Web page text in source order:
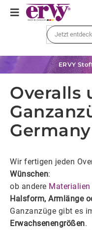
ERVY
Overalls
Wir fertigen jeden
Wünschen:
ob andere Materialien
Halsform, Armlänge
Ganzanzüge gibt es
Erwachsenengrößen.